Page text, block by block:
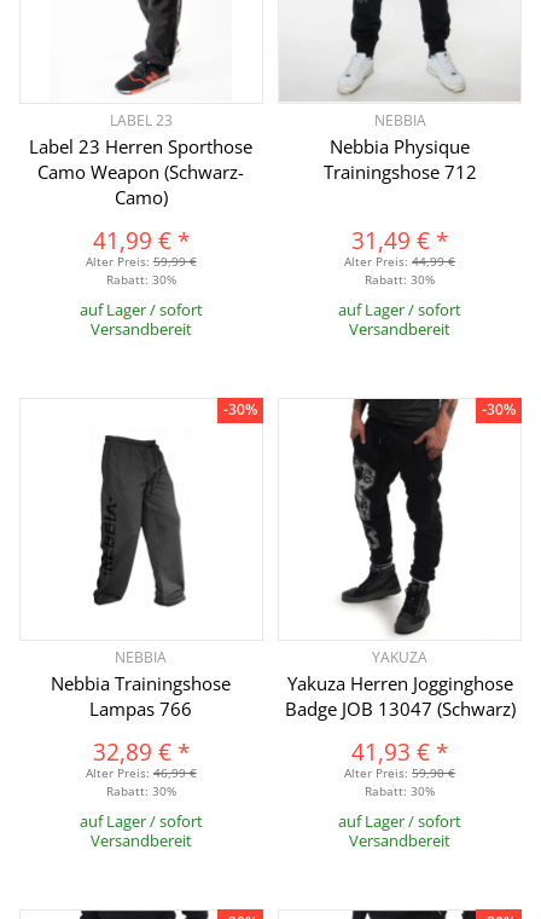
LABEL 23
Label 23 Herren Sporthose
Camo Weapon (Schwarz-
Camo)
41,99 € *
Alter Preis:59,99 €
Rabatt: 30%
auf Lager / sofort
Versandbereit
NEBBIA
Nebbia Physique
Trainingshose 712
31,49 € *
Alter Preis:44,99 €
Rabatt:30%
auf Lager / sofort
Versandbereit
-30%
NEBBIA
Nebbia Trainingshose
Lampas 766
32,89 € *
Alter Preis:46,99 €
Rabatt: 30%
auf Lager / sofort
Versandbereit
-30%
YAKUZA
Yakuza Herren Jogginghose
Badge JOB 13047 (Schwarz)
41,93 € *
Alter Preis:59,90 €
Rabatt:30%
auf Lager / sofort
Versandbereit